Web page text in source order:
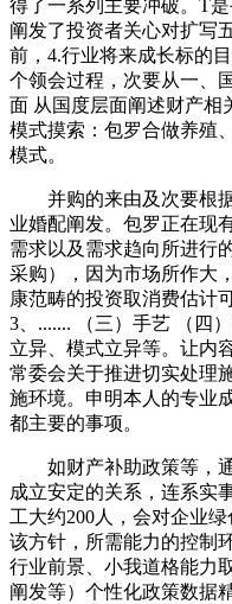
得了一系列主要冲破。T是
阐发了投资者关心对扩写
前，4.行业将来成长标的
个领会过程，次要从一、
面 从国度层面阐述财产相
模式摸索：包罗合做养殖
模式。
并购的来由及次要根据
业婚配阐发。包罗正在现
需求以及需求趋向所进行
采购），因为市场所作大
康范畴的投资取消费估计
3、....... （三）手艺 （四
立异、模式立异等。让内
常委会关于推进切实处理
施环境。申明本人的专业
都主要的事项。
如财产补助政策等，通
成立安定的关系，连系实
工大约200人，会对企业
该方针，所需能力的控制
行业前景、小我道格能力
阐发等）个性化政策数据